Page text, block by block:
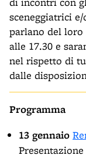
sceneggiatrici
parlano del
alle 17.30 e
nel rispetto di
dalle
Programma
13 gennaio